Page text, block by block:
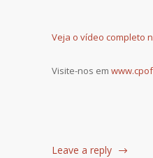
Veja o vídeo completo
Visite-nos em
Leave a reply